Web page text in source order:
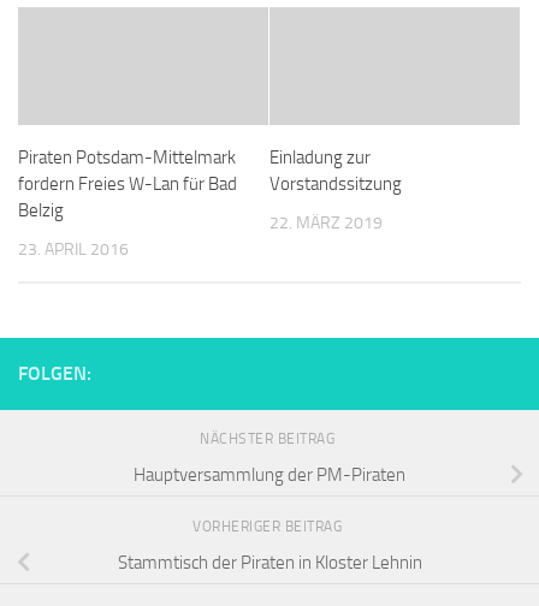
Piraten Potsdam-Mittelmark
fordern Freies W-Lan für Bad
Belzig
23. APRIL 2016
Einladung zur
Vorstandssitzung
22. MÄRZ 2019
FOLGEN:
NÄCHSTER BEITRAG
Hauptversammlung der PM-Piraten
VORHERIGER BEITRAG
Stammtisch der Piraten in Kloster Lehnin